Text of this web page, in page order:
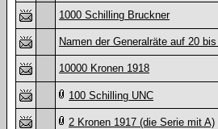
1000 Schilling Bruckner
Namen der Generalräte auf 20
10000 Kronen 1918
100 Schilling UNC
2 Kronen 1917 (die Serie mit A)